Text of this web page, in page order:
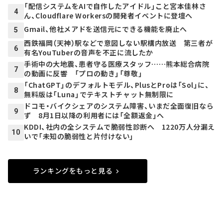
4
「配信システムをAIで自作したアイドル」こと宮本佳林さ
ん、Cloudflare Workersの開発者イベントに登壇へ
5 Gmail、他社メアドを送信元にできる機能を廃止へ
6
西鉄福岡（天神）駅などで意図しない駅構内放送 第三者が
有名YouTuberの音声を不正に流したか
7
手術中の大地震、患者守る医療スタッフ……熊本総合病院
の動画に反響 「プロの動き」「尊敬」
8
「ChatGPT」のデフォルトモデル、PlusとProは「Sol」に、
無料版は「Luna」でテキストチャット無制限に
9
ドコモ・バイクシェアのシステム障害、いまだ全面復旧なら
ず 8月1日以降の利用者には「全額返金」へ
10
KDDI、社内の全システムで脆弱性診断へ 1220万人分漏え
いで「未知の脆弱性と片付けない」
ランキングをもっと見る